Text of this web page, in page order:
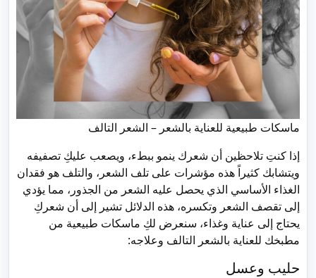
ماسكات طبيعية للعناية بالشعر – الشعر التالف
إذا كنتِ تلاحظين أن شعرك ينمو ببطء، ويصعب عليكِ تصفيفه
ويتشابك كثيراً هذه مؤشرات على تلف الشعر، والتلف هو فقدان
الغذاء الأساسي الذي يحصل عليه الشعر من الجذور، مما يؤدي
إلى تقصف الشعر وتكسره، هذه الدلائل تشير إلى أن شعركِ
يحتاج إلى عناية وغذاء، سنعرض لكِ ماسكات طبيعية من
مطبخك للعناية بالشعر التالف وعلاجه:
حليب وعسل